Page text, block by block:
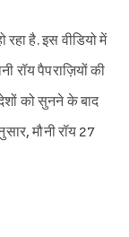
है. इस वीडियो में
रॉय पैपराज़ियों की
को सुनने के बाद
मौनी रॉय 27